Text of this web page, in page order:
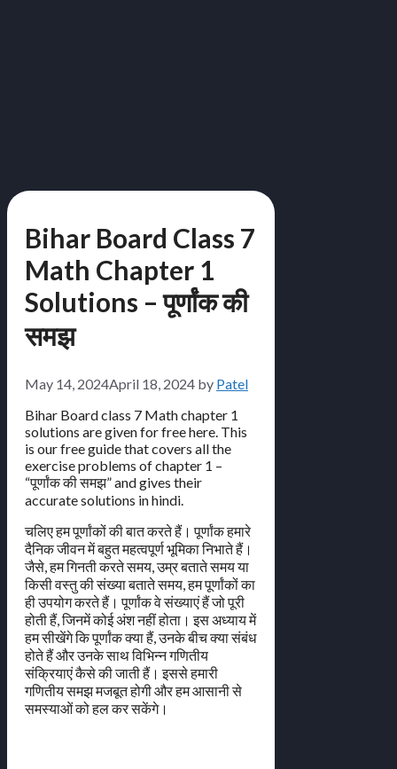
Bihar Board Class 7
Math Chapter 1
Solutions – पूर्णांक की
समझ
May 14, 2024April 18, 2024 by Patel
Bihar Board class 7 Math chapter 1
solutions are given for free here. This
is our free guide that covers all the
exercise problems of chapter 1 –
“पूर्णांक की समझ” and gives their
accurate solutions in hindi.
चलिए हम पूर्णांकों की बात करते हैं। पूर्णांक हमारे
दैनिक जीवन में बहुत महत्वपूर्ण भूमिका निभाते हैं।
जैसे, हम गिनती करते समय, उम्र बताते समय या
किसी वस्तु की संख्या बताते समय, हम पूर्णांकों का
ही उपयोग करते हैं। पूर्णांक वे संख्याएं हैं जो पूरी
होती हैं, जिनमें कोई अंश नहीं होता। इस अध्याय में
हम सीखेंगे कि पूर्णांक क्या हैं, उनके बीच क्या संबंध
होते हैं और उनके साथ विभिन्न गणितीय
संक्रियाएं कैसे की जाती हैं। इससे हमारी
गणितीय समझ मजबूत होगी और हम आसानी से
समस्याओं को हल कर सकेंगे।